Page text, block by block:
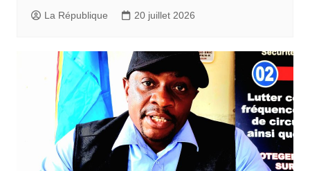
La République 20 juillet 2026